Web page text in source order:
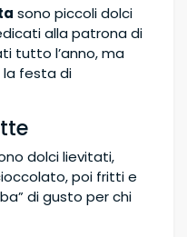
sono piccoli dolci
alla patrona di
tutto l’anno, ma
festa di
dolci lievitati,
poi fritti e
di gusto per chi